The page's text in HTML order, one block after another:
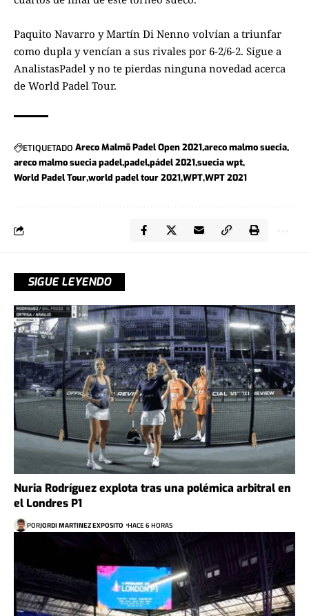
Paquito Navarro y Martín Di Nenno volvían a triunfar
como dupla y vencían a sus rivales por 6-2/6-2. Sigue a
AnalistasPadel y no te pierdas ninguna novedad acerca
de World Padel Tour.
ETIQUETADO Areco Malmö Padel Open 2021areco malmo suecia
areco malmo suecia padelpadelpádel 2021suecia wpt
World Padel Tourworld padel tour 2021WPTWPT 2021
SIGUE LEYENDO
Nuria Rodríguez explota tras una polémica arbitral en
el Londres P1
PORJORDI MARTINEZ EXPOSITO HACE 6 HORAS